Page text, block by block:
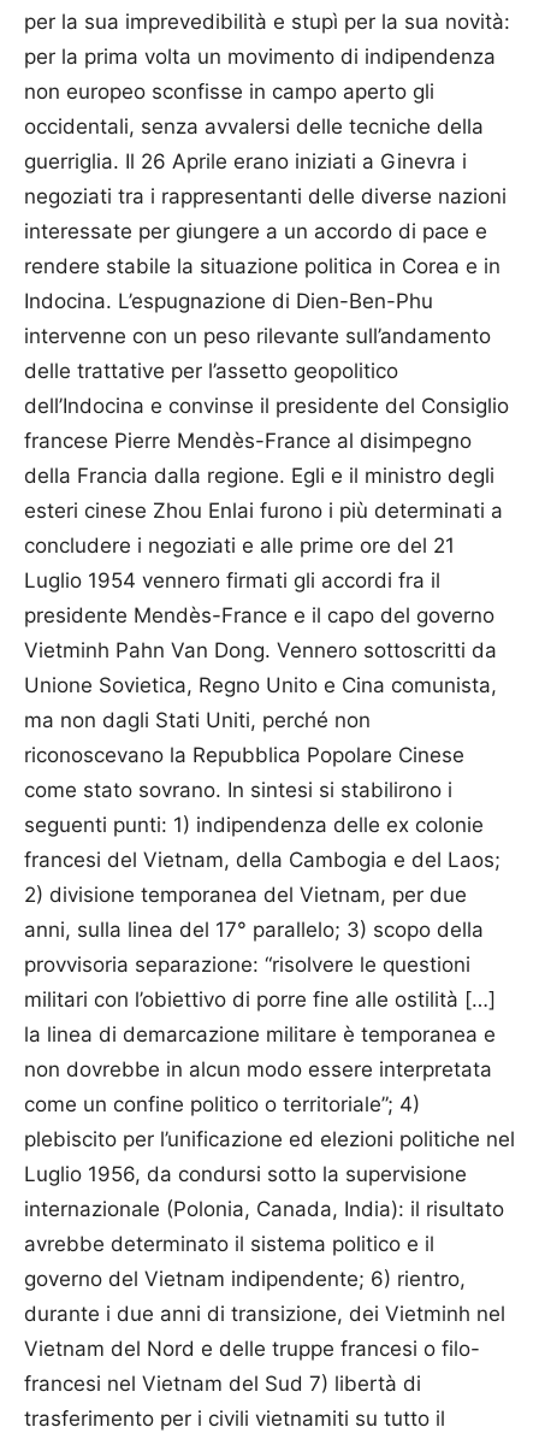
per la sua imprevedibilità e stupì per la sua novità:
per la prima volta un movimento di indipendenza
non europeo sconfisse in campo aperto gli
occidentali, senza avvalersi delle tecniche della
guerriglia. Il 26 Aprile erano iniziati a Ginevra i
negoziati tra i rappresentanti delle diverse nazioni
interessate per giungere a un accordo di pace e
rendere stabile la situazione politica in Corea e in
Indocina. L’espugnazione di Dien-Ben-Phu
intervenne con un peso rilevante sull’andamento
delle trattative per l’assetto geopolitico
dell’Indocina e convinse il presidente del Consiglio
francese Pierre Mendès-France al disimpegno
della Francia dalla regione. Egli e il ministro degli
esteri cinese Zhou Enlai furono i più determinati a
concludere i negoziati e alle prime ore del 21
Luglio 1954 vennero firmati gli accordi fra il
presidente Mendès-France e il capo del governo
Vietminh Pahn Van Dong. Vennero sottoscritti da
Unione Sovietica, Regno Unito e Cina comunista,
ma non dagli Stati Uniti, perché non
riconoscevano la Repubblica Popolare Cinese
come stato sovrano. In sintesi si stabilirono i
seguenti punti: 1) indipendenza delle ex colonie
francesi del Vietnam, della Cambogia e del Laos;
2) divisione temporanea del Vietnam, per due
anni, sulla linea del 17° parallelo; 3) scopo della
provvisoria separazione: “risolvere le questioni
militari con l’obiettivo di porre fine alle ostilità […]
la linea di demarcazione militare è temporanea e
non dovrebbe in alcun modo essere interpretata
come un confine politico o territoriale”; 4)
plebiscito per l’unificazione ed elezioni politiche nel
Luglio 1956, da condursi sotto la supervisione
internazionale (Polonia, Canada, India): il risultato
avrebbe determinato il sistema politico e il
governo del Vietnam indipendente; 6) rientro,
durante i due anni di transizione, dei Vietminh nel
Vietnam del Nord e delle truppe francesi o filo-
francesi nel Vietnam del Sud 7) libertà di
trasferimento per i civili vietnamiti su tutto il